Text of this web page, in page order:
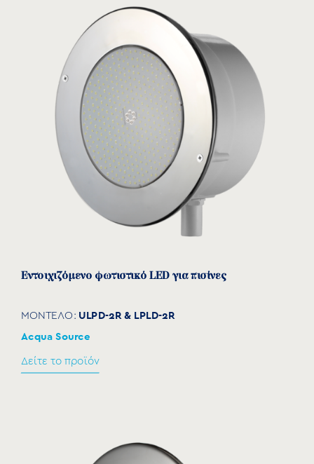
ΜΟΝΤΕΛΟ:CB
Acqua Source
Δείτε το προϊόν
Εντοιχιζόμενο φωτιστικό LED για πισίνες
ΜΟΝΤΕΛΟ: ULPD-2R & LPLD-2R
Acqua Source
Δείτε το προϊόν